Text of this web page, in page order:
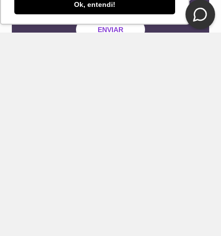
Ok, entendi!
Eu concordo com os Termos & Condições e Política de
Privacidade
ENVIAR